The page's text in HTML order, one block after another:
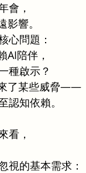
會，
響。
心問題：
AI陪伴，
種啟示？
了某些威脅——
認知依賴。
看，
視的基本需求：